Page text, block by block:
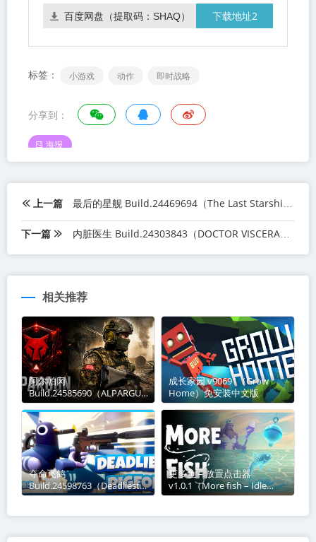
下载地址2
百度网盘（提取码：SHAQ）
标签： 小游戏 动作 即时战略
分享到：
海报
上一篇 最后的星舰 Build.24469694（The Last Starship）免安装中文版
下一篇 内脏医生 Build.24303843（DOCTOR VISCERA）免安装中文版
相关推荐
阿尔帕冈
Build.24585690（ALPARGUN
）免安装中文版
成长家园 v90691（Grow
Home）免安装中文版
夺命飞鸽
Build.24598763（Deadliest
Pigeon）免安装中文版
更多鱼 – 放置点击器
v1.0.1（More fish – Idle
Clicker）免安装中文版